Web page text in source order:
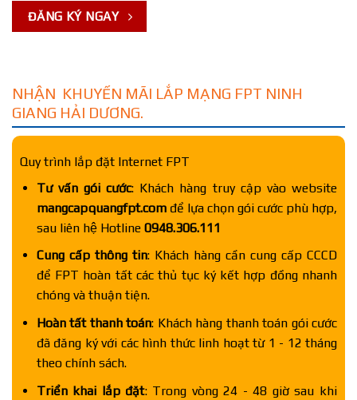
ĐĂNG KÝ NGAY
NHẬN KHUYẾN MÃI LẮP MẠNG FPT NINH
GIANG HẢI DƯƠNG.
Quy trình lắp đặt Internet FPT
Tư vấn gói cước: Khách hàng truy cập vào website
mangcapquangfpt.comđể lựa chọn gói cước phù hợp,
sau liên hệ Hotline 0948.306.111
Cung cấp thông tin: Khách hàng cần cung cấp CCCD
để FPT hoàn tất các thủ tục ký kết hợp đồng nhanh
chóng và thuận tiện.
Hoàn tất thanh toán: Khách hàng thanh toán gói cước
đã đăng ký với các hình thức linh hoạt từ 1 - 12 tháng
theo chính sách.
Triển khai lắp đặt: Trong vòng 24 - 48 giờ sau khi